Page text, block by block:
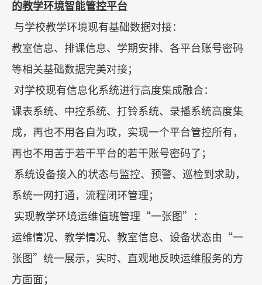
的教学环境智能管控平台
与学校教学环境现有基础数据对接：
教室信息、排课信息、学期安排、各平台账号密码
等相关基础数据完美对接；
对学校现有信息化系统进行高度集成融合：
课表系统、中控系统、打铃系统、录播系统高度集
成，再也不用各自为政，实现一个平台管控所有，
再也不用苦于若干平台的若干账号密码了；
系统设备接入的状态与监控、预警、巡检到求助，
系统一网打通，流程闭环管理；
实现教学环境运维值班管理 “一张图”
：
运维情况、教学情况、教室信息、设备状态由
“一
张图” 统一展示，实时、直观地反映运维服务的方
方面面；